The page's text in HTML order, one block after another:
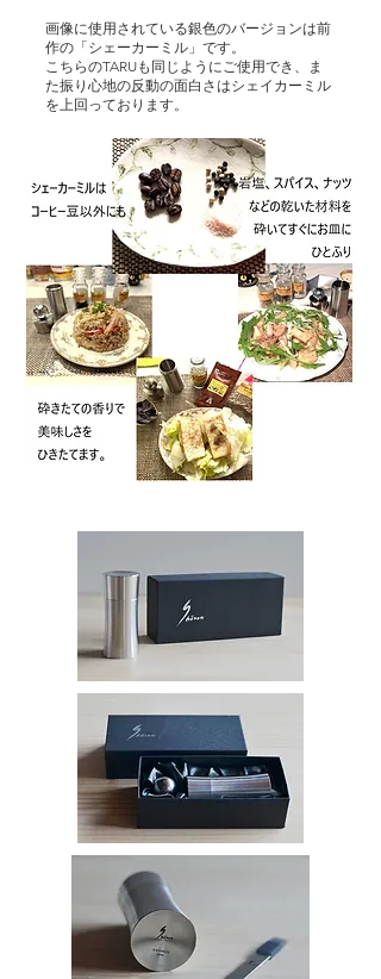
画像に使用されている銀色のバージョンは前
作の「シェーカーミル」です。
こちらのTARUも同じようにご使用でき、ま
た振り心地の反動の面白さはシェイカーミル
を上回っております。